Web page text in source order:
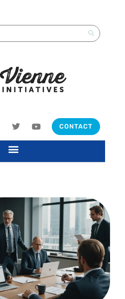
CONTACT